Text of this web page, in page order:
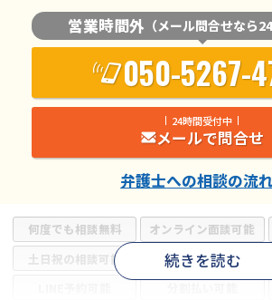
何度でも相談無料 オンライン面談可能
土日祝の相談可能
19時以降電話可能
続きを読む
営業時間外 （メール問合せなら
050-5267-
24時間受付中
メールで問合せ
弁護士への相談の流